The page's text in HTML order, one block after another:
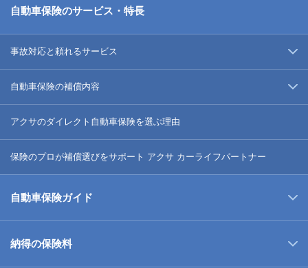
自動車保険のサービス・特長
事故対応と頼れるサービス
自動車保険の補償内容
アクサのダイレクト自動車保険を選ぶ理由
保険のプロが補償選びをサポート アクサ カーライフパートナー
自動車保険ガイド
納得の保険料